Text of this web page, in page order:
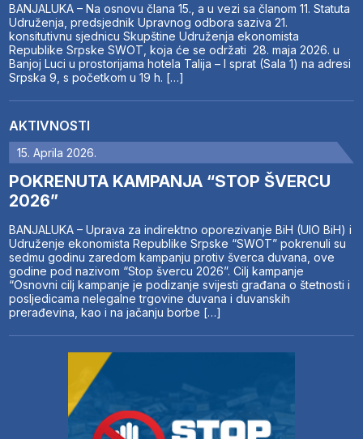
BANJALUKA – Na osnovu člana 15., a u vezi sa članom 11. Statuta
Udruženja, predsjednik Upravnog odbora saziva 21.
konsitutivnu sjednicu Skupštine Udruženja ekonomista
Republike Srpske SWOT, koja će se održati 28. maja 2026. u
Banjoj Luci u prostorijama hotela Talija – I sprat (Sala 1) na adresi
Srpska 9, s početkom u 19 h. […]
AKTIVNOSTI
15. Aprila 2026.
POKRENUTA KAMPANJA “STOP ŠVERCU
2026”
BANJALUKA – Uprava za indirektno oporezivanje BiH (UIO BiH) i
Udruženje ekonomista Republike Srpske “SWOT” pokrenuli su
sedmu godinu zaredom kampanju protiv šverca duvana, ove
godine pod nazivom “Stop švercu 2026”. Cilj kampanje
“Osnovni cilj kampanje je podizanje svijesti građana o štetnosti i
posljedicama nelegalne trgovine duvana i duvanskih
prerađevina, kao i na jačanju borbe […]